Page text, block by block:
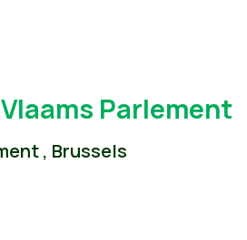
Parlement
, Brussels